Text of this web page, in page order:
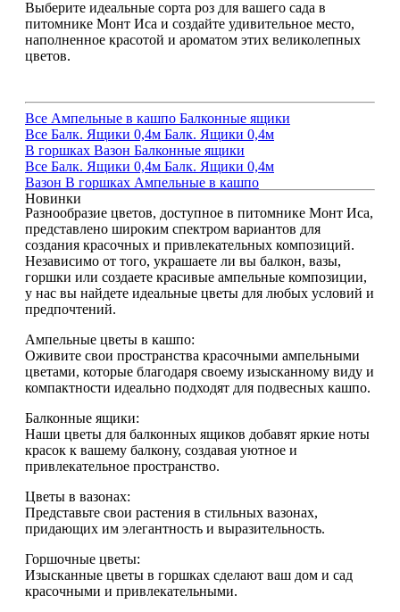
Выберите идеальные сорта роз для вашего сада в
питомнике Монт Иса и создайте удивительное место,
наполненное красотой и ароматом этих великолепных
цветов.
Все Ампельные в кашпо Балконные ящики
Все Балк. Ящики 0,4м Балк. Ящики 0,4м
В горшках Вазон Балконные ящики
Все Балк. Ящики 0,4м Балк. Ящики 0,4м
Вазон В горшках Ампельные в кашпо
Новинки
Разнообразие цветов, доступное в питомнике Монт Иса,
представлено широким спектром вариантов для
создания красочных и привлекательных композиций.
Независимо от того, украшаете ли вы балкон, вазы,
горшки или создаете красивые ампельные композиции,
у нас вы найдете идеальные цветы для любых условий и
предпочтений.
Ампельные цветы в кашпо:
Оживите свои пространства красочными ампельными
цветами, которые благодаря своему изысканному виду и
компактности идеально подходят для подвесных кашпо.
Балконные ящики:
Наши цветы для балконных ящиков добавят яркие ноты
красок к вашему балкону, создавая уютное и
привлекательное пространство.
Цветы в вазонах:
Представьте свои растения в стильных вазонах,
придающих им элегантность и выразительность.
Горшочные цветы:
Изысканные цветы в горшках сделают ваш дом и сад
красочными и привлекательными.